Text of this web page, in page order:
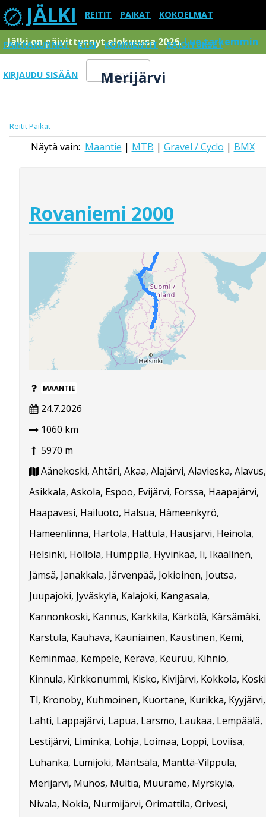
JÄLKI REITIT PAIKAT KOKOELMAT
PAIKKAKUNNAT ETSI KOMMENTIT RAJOITUKSET
KIRJAUDU SISÄÄN Menu
Jälki on päivittynnyt elokuussa 2026.Lue tarkemmin
Merijärvi
ReititPaikat
Näytä vain: Maantie | MTB | Gravel / Cyclo | BMX
Rovaniemi 2000
MAANTIE
24.7.2026
1060 km
5970 m
Äänekoski, Ähtäri, Akaa, Alajärvi, Alavieska, Alavus,
Asikkala, Askola, Espoo, Evijärvi, Forssa, Haapajärvi,
Haapavesi, Hailuoto, Halsua, Hämeenkyrö,
Hämeenlinna, Hartola, Hattula, Hausjärvi, Heinola,
Helsinki, Hollola, Humppila, Hyvinkää, Ii, Ikaalinen,
Jämsä, Janakkala, Järvenpää, Jokioinen, Joutsa,
Juupajoki, Jyväskylä, Kalajoki, Kangasala,
Kannonkoski, Kannus, Karkkila, Kärkölä, Kärsämäki,
Karstula, Kauhava, Kauniainen, Kaustinen, Kemi,
Keminmaa, Kempele, Kerava, Keuruu, Kihniö,
Kinnula, Kirkkonummi, Kisko, Kivijärvi, Kokkola, Koski
Tl, Kronoby, Kuhmoinen, Kuortane, Kurikka, Kyyjärvi,
Lahti, Lappajärvi, Lapua, Larsmo, Laukaa, Lempäälä,
Lestijärvi, Liminka, Lohja, Loimaa, Loppi, Loviisa,
Luhanka, Lumijoki, Mäntsälä, Mänttä-Vilppula,
Merijärvi, Muhos, Multia, Muurame, Myrskylä,
Nivala, Nokia, Nurmijärvi, Orimattila, Orivesi,